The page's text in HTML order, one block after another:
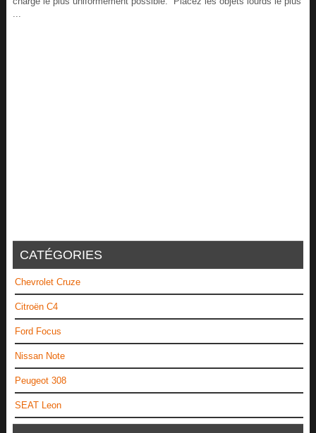
...
CATÉGORIES
Chevrolet Cruze
Citroën C4
Ford Focus
Nissan Note
Peugeot 308
SEAT Leon